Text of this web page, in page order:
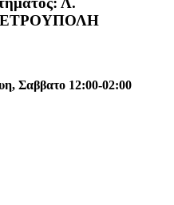
Σαββατο 12:00-02:00